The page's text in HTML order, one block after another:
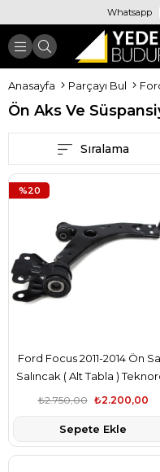
Whatsapp
Anasayfa Parçayı Bul
Ön Aks Ve
Sıralama
Ford Focus 2011-2014 Ön
Salıncak ( Alt Tabla )
Marka F1F13A423AAB
₺2.200,00
₺2.750,00
Sepete Ekle
%20